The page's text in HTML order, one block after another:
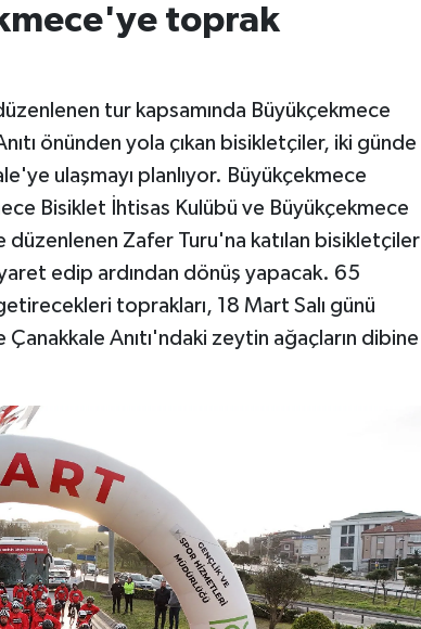
toprak
tur kapsamında Büyükçekmece
önünden yola çıkan bisikletçiler, iki günde
ulaşmayı planlıyor. Büyükçekmece
Bisiklet İhtisas Kulübü ve Büyükçekmece
düzenlenen Zafer Turu'na katılan bisikletçiler
edip ardından dönüş yapacak. 65
toprakları, 18 Mart Salı günü
Anıtı'ndaki zeytin ağaçların dibine